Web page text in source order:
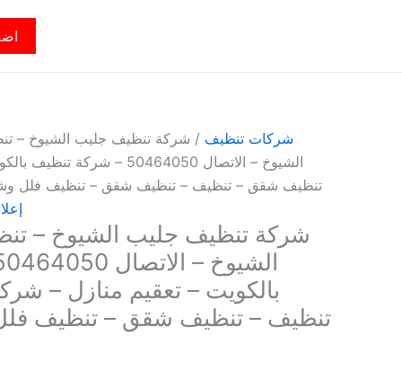
شركات تنظيف / شركة تنظيف جليب الشيوخ –
الشيوخ – الاتصال 50464050 –
تنظيف شقق – تنظيف – تنظيف شقق – تنظيف فلل
شركة تنظيف جليب الشيوخ –
بالكويت – تعقيم منازل –
تنظيف – تنظيف شقق – تنظيف